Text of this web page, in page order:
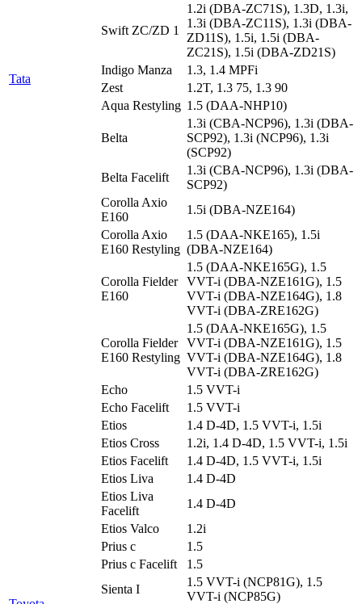
Swift ZC/ZD 1
1.2i (DBA-ZC71S), 1.3D, 1.3i,
1.3i (DBA-ZC11S), 1.3i (DBA-
ZD11S), 1.5i, 1.5i (DBA-
ZC21S), 1.5i (DBA-ZD21S)
Tata
Indigo Manza
1.3, 1.4 MPFi
Zest
1.2T, 1.3 75, 1.3 90
Aqua Restyling 1.5 (DAA-NHP10)
Belta
1.3i (CBA-NCP96), 1.3i (DBA-
SCP92), 1.3i (NCP96), 1.3i
(SCP92)
Belta Facelift
1.3i (CBA-NCP96), 1.3i (DBA-
SCP92)
Corolla Axio
E160
1.5i (DBA-NZE164)
Corolla Axio
E160 Restyling
1.5 (DAA-NKE165), 1.5i
(DBA-NZE164)
Corolla Fielder
E160
1.5 (DAA-NKE165G), 1.5
VVT-i (DBA-NZE161G), 1.5
VVT-i (DBA-NZE164G), 1.8
VVT-i (DBA-ZRE162G)
Corolla Fielder
E160 Restyling
1.5 (DAA-NKE165G), 1.5
VVT-i (DBA-NZE161G), 1.5
VVT-i (DBA-NZE164G), 1.8
VVT-i (DBA-ZRE162G)
Echo
1.5 VVT-i
Echo Facelift
1.5 VVT-i
Etios
1.4 D-4D, 1.5 VVT-i, 1.5i
Etios Cross
1.2i, 1.4 D-4D, 1.5 VVT-i, 1.5i
Etios Facelift
1.4 D-4D, 1.5 VVT-i, 1.5i
Etios Liva
1.4 D-4D
Etios Liva
Facelift
1.4 D-4D
Etios Valco
1.2i
Prius c
1.5
Prius c Facelift
1.5
Sienta I
1.5 VVT-i (NCP81G), 1.5
VVT-i (NCP85G)